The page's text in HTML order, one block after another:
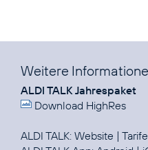
Weitere
ALDI TALK Jahrespaket
Download HighRes
ALDI TALK: Website | Tarife